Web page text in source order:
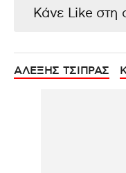
Κάνε Like στη
ΑΛΕΞΗΣ ΤΣΙΠΡΑΣ